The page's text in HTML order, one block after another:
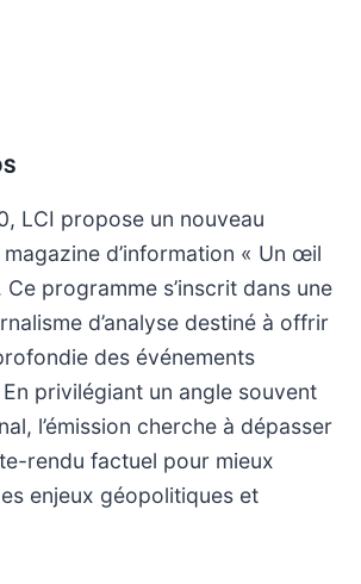
LCI propose un nouveau
d’information « Un œil
programme s’inscrit dans une
d’analyse destiné à offrir
des événements
privilégiant un angle souvent
l’émission cherche à dépasser
rendu factuel pour mieux
enjeux géopolitiques et